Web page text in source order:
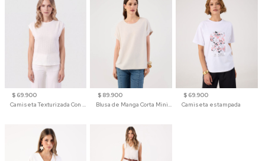
$ 69.900
Camiseta Texturizada Con Hombro Caído Para Mujer
$ 89.900
Blusa de Manga Corta Minimalista para Mujer
$ 69.900
Camiseta estampada